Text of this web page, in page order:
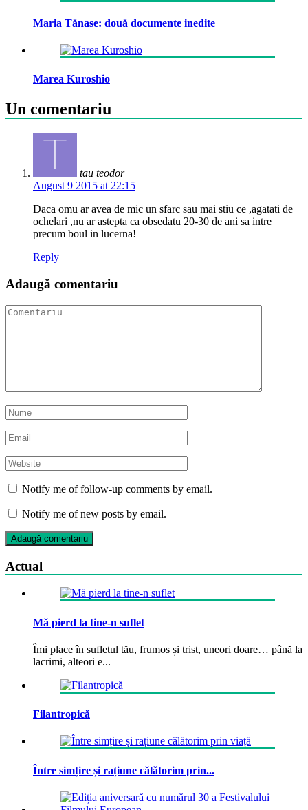
Maria Tănase: două documente inedite
Marea Kuroshio
Un comentariu
tau teodor
August 9 2015 at 22:15
Daca omu ar avea de mic un sfarc sau mai stiu ce ,agatati de
ochelari ,nu ar astepta ca obsedatu 20-30 de ani sa intre
precum boul in lucerna!
Reply
Adaugă comentariu
Notify me of follow-up comments by email.
Notify me of new posts by email.
Actual
Mă pierd la tine-n suflet
Îmi place în sufletul tău, frumos și trist, uneori doare… până la
lacrimi, alteori e...
Filantropică
Între simțire și rațiune călătorim prin...